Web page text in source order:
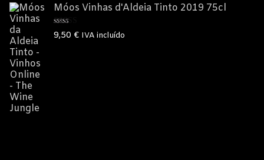
Móos Vinhas d'Aldeia Tinto 2019 75cl
Avaliação
5.00de 5
9,50 € IVA incluído